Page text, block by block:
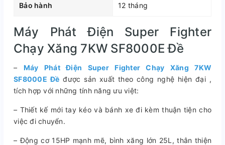
Bảo hành 12 tháng
Máy Phát Điện Super Fighter
Chạy Xăng 7KW SF8000E Đề
– Máy Phát Điện Super Fighter Chạy Xăng 7KW
SF8000E Đề được sản xuất theo công nghệ hiện đại ,
tích hợp với những tính năng ưu việt:
– Thiết kế mới tay kéo và bánh xe đi kèm thuận tiện cho
việc đi chuyển.
– Động cơ 15HP mạnh mẽ, bình xăng lớn 25L, thân thiện